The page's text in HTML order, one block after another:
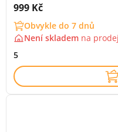
Cena s DPH:
999 Kč
Obvykle do 7 dnů
Není skladem na
5